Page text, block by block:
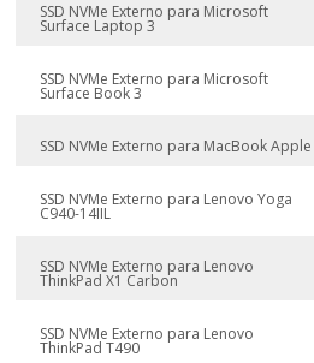
SSD NVMe Externo para Microsoft
Surface Laptop 3
SSD NVMe Externo para Microsoft
Surface Book 3
SSD NVMe Externo para MacBook Apple
SSD NVMe Externo para Lenovo Yoga
C940-14IIL
SSD NVMe Externo para Lenovo
ThinkPad X1 Carbon
SSD NVMe Externo para Lenovo
ThinkPad T490